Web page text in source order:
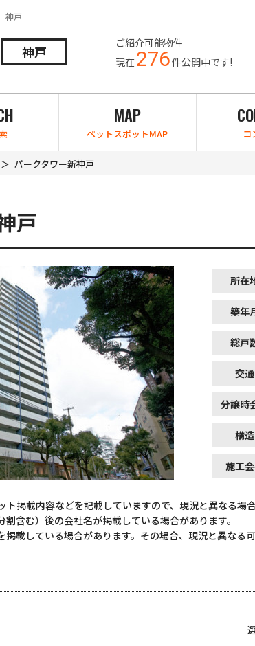
神戸
神戸
ご紹介可能物件
現在276件公開中です!
MAP
ペットスポットMAP コ
パークタワー新神戸
戸
所在
築年
総戸
交通
分譲時
構造
施工
掲載内容などを記載していますので、現況と異なる場合
含む）後の会社名が掲載している場合があります。
載している場合があります。その場合、現況と異なる可